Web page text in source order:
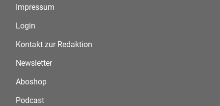
Impressum
Login
Kontakt zur Redaktion
Newsletter
Aboshop
Podcast